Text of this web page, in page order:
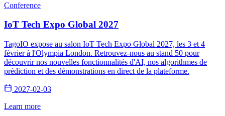
Conference
IoT Tech Expo Global 2027
TagoIO expose au salon IoT Tech Expo Global 2027, les 3 et 4
février à l'Olympia London. Retrouvez-nous au stand 50 pour
découvrir nos nouvelles fonctionnalités d'AI, nos algorithmes de
prédiction et des démonstrations en direct de la plateforme.
2027-02-03
Learn more